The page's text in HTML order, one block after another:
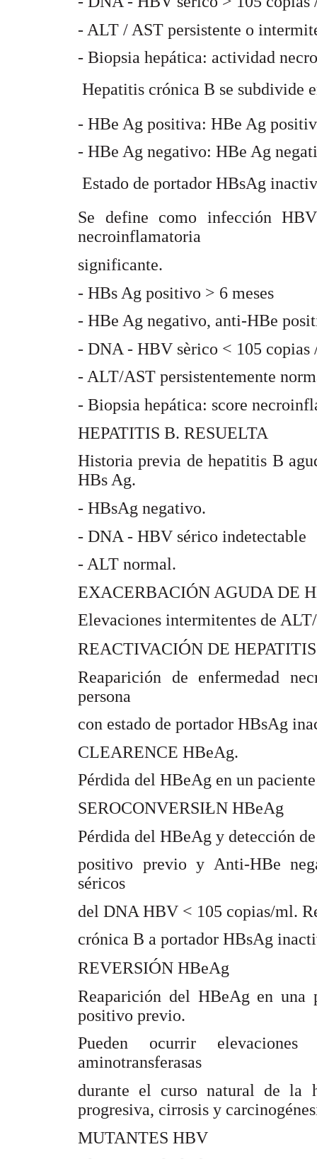
- ALT / AST persistente o
- Biopsia hepática: actividad
 Hepatitis crónica B se subdivide
- HBe Ag positiva: HBe Ag
- HBe Ag negativo: HBe Ag
 Estado de portador HBsAg
Se define como infección
necroinflamatoria
significante.
- HBs Ag positivo > 6 meses
- HBe Ag negativo, anti-HBe
- DNA - HBV sèrico < 105 copias
- ALT/AST persistentemente
- Biopsia hepática: score
HEPATITIS B. RESUELTA
Historia previa de hepatitis B
HBs Ag.
- HBsAg negativo.
- DNA - HBV sérico indetectable
- ALT normal.
EXACERBACIÓN AGUDA DE
Elevaciones intermitentes de
REACTIVACIÓN DE
Reaparición de enfermedad
persona
con estado de portador HBsAg
CLEARENCE HBeAg.
Pérdida del HBeAg en un
SEROCONVERSIŁN HBeAg
Pérdida del HBeAg y detección
positivo previo y Anti-HBe
séricos
del DNA HBV < 105 copias/ml.
crónica B a portador HBsAg
REVERSIÓN HBeAg
Reaparición del HBeAg en una
positivo previo.
Pueden ocurrir
aminotransferasas
durante el curso natural de la
progresiva, cirrosis y
MUTANTES HBV